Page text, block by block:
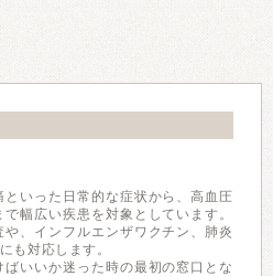
いった日常的な症状から、高血圧
幅広い疾患を対象としています。
、インフルエンザワクチン、肺炎
も対応します。
いいか迷った時の最初の窓口とな